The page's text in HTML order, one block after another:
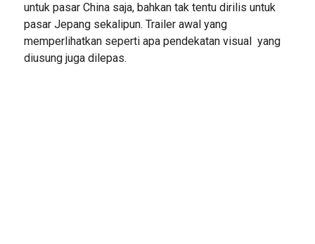
untuk pasar China saja, bahkan tak tentu dirilis untuk
pasar Jepang sekalipun. Trailer awal yang
memperlihatkan seperti apa pendekatan visual yang
diusung juga dilepas.